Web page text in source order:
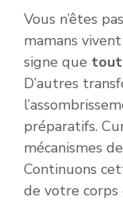
Vous n’êtes
mamans
signe que tout
D’autres
préparatifs.
mécanismes
Continuons
de votre corps